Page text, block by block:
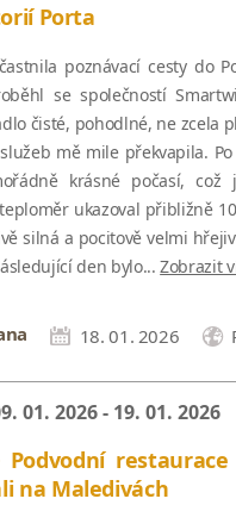
Porta
poznávací cesty do
se společností
čisté, pohodlné, ne zcela
mě mile překvapila.
krásné počasí, což
ukazoval přibližně
silná a pocitově velmi
den bylo...Zobrazit
18. 01. 2026
01. 2026 - 19. 01. 2026
Podvodní
na Maledivách